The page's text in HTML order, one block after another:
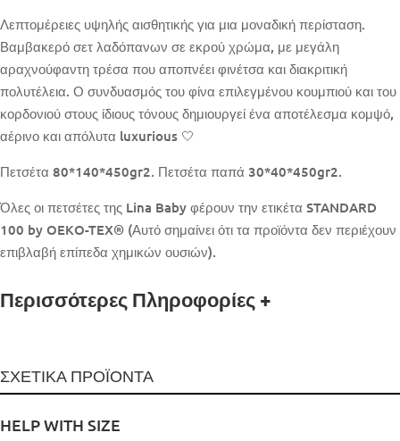
Λεπτομέρειες υψηλής αισθητικής για μια μοναδική περίσταση.
Βαμβακερό σετ λαδόπανων σε εκρού χρώμα, με μεγάλη
αραχνούφαντη τρέσα που αποπνέει φινέτσα και διακριτική
πολυτέλεια. Ο συνδυασμός του φίνα επιλεγμένου κουμπιού και του
κορδονιού στους ίδιους τόνους δημιουργεί ένα αποτέλεσμα κομψό,
αέρινο και απόλυτα luxurious 🤍
Πετσέτα 80*140*450gr2. Πετσέτα παπά 30*40*450gr2.
Όλες οι πετσέτες της Lina Baby φέρουν την ετικέτα STANDARD
100 by OEKO-TEX® (Αυτό σημαίνει ότι τα προϊόντα δεν περιέχουν
επιβλαβή επίπεδα χημικών ουσιών).
Περισσότερες Πληροφορίες +
ΣΧΕΤΙΚΑ ΠΡΟΪΟΝΤΑ
HELP WITH SIZE